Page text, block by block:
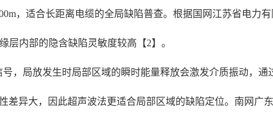
，适合长距离电缆的全局缺陷普查。根据国网江苏省电力
层内部的隐含缺陷灵敏度较高【2】。
，局放发生时局部区域的瞬时能量释放会激发介质振动，通
异大，因此超声波法更适合局部区域的缺陷定位。南网广